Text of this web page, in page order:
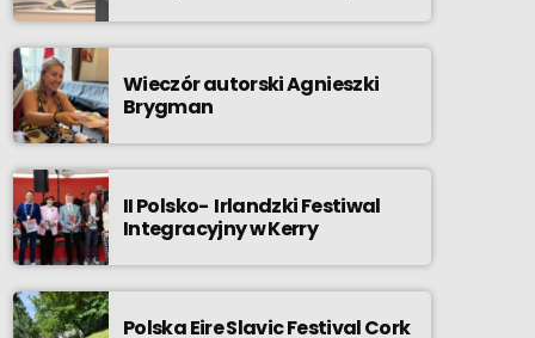
Wieczór autorski Agnieszki
Brygman
II Polsko- Irlandzki Festiwal
Integracyjny w Kerry
Polska Eire Slavic Festival Cork